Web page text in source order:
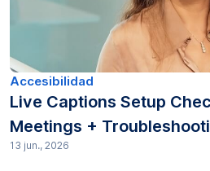
Transcripción (129)
Transcripciones (21)
Traducción (3)
Accesibilidad
Live Captions Setup
Meetings +
13 jun., 2026